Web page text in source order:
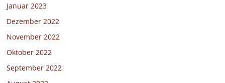
Januar 2023
Dezember 2022
November 2022
Oktober 2022
September 2022